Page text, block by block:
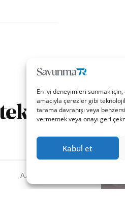
En iyi deneyimleri sunmak
amacıyla çerezler gibi
tarama davranışı veya
vermemek veya onayı geri
Kabul et
AA